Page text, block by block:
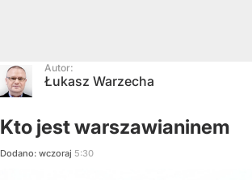
Autor:
Łukasz Warzecha
Kto jest warszawianinem
Dodano: wczoraj 5:30